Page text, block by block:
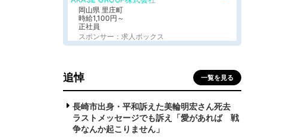
岡山県 里庄町
時給1,100円～
正社員
スポンサー：求人ボックス
追悼 一覧を見る
長崎市出身・平和訴えた美輪明宏さん死去
ラストメッセージでも訴え「愛があれば 戦
争なんか起こりません」